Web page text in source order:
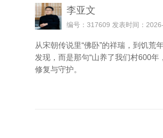
李亚文
编号：317609 发表时间：
从宋朝传说里“佛卧”的祥瑞，到饥
发现，而是那句“山养了我们村600
修复与守护。